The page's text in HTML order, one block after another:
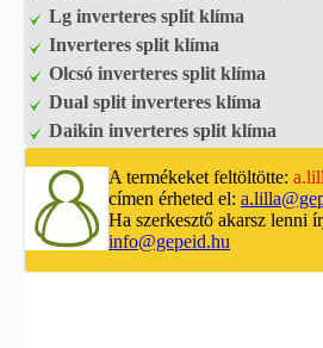
Lg inverteres split klíma
Inverteres split klíma
Olcsó inverteres split klíma
Dual split inverteres klíma
Daikin inverteres split klíma
A termékeket feltöltötte:
címen érheted el:
Ha szerkesztő akarsz lenni
info@gepeid.hu